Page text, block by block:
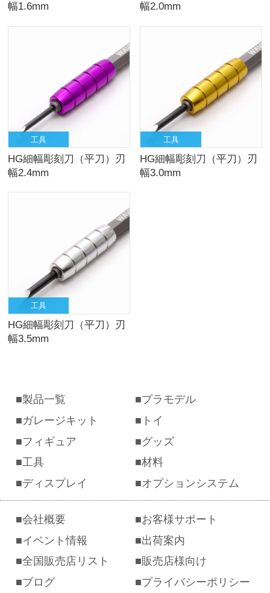
幅1.6mm
幅2.0mm
工具
HG細幅彫刻刀（平刀）刃
幅2.4mm
工具
HG細幅彫刻刀（平刀）刃
幅3.0mm
工具
HG細幅彫刻刀（平刀）刃
幅3.5mm
製品一覧
プラモデル
ガレージキット
トイ
フィギュア
グッズ
工具
材料
ディスプレイ
オプションシステム
会社概要
お客様サポート
イベント情報
出荷案内
全国販売店リスト
販売店様向け
ブログ
プライバシーポリシー